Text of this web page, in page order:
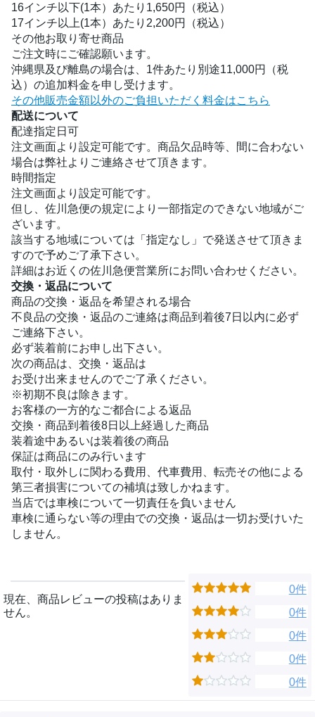
16インチ以下(1本）あたり1,650円（税込）
17インチ以上(1本）あたり2,200円（税込）
その他お取り寄せ商品
ご注文時にご確認願います。
沖縄県及び離島の場合は、1件あたり別途11,000円（税
込）の追加料金を申し受けます。
その他販売金額以外のご負担いただく料金はこちら
配送について
配達指定日可
注文画面より設定可能です。商品欠品時等、間に合わない
場合は弊社よりご連絡させて頂きます。
時間指定
注文画面より設定可能です。
但し、佐川急便の規定により一部指定のできない地域がご
ざいます。
該当する地域については「指定なし」で発送させて頂きま
すので予めご了承下さい。
詳細はお近くの佐川急便営業所にお問い合わせください。
交換・返品について
商品の交換・返品を希望される場合
不良品の交換・返品のご連絡は商品到着後7日以内に必ず
ご連絡下さい。
必ず装着前にお申し出下さい。
次の商品は、交換・返品は
お受け出来ませんのでご了承ください。
※初期不良は除きます。
お客様の一方的なご都合による返品
交換・商品到着後8日以上経過した商品
装着途中あるいは装着後の商品
保証は商品にのみ行います
取付・取外しに関わる費用、代車費用、転売その他による
第三者損害についての補填は致しかねます。
当店では車検について一切責任を負いません
車検に通らない等の理由での交換・返品は一切お受けいた
しません。
現在、商品レビューの投稿はありま
せん。
0件
0件
0件
0件
0件